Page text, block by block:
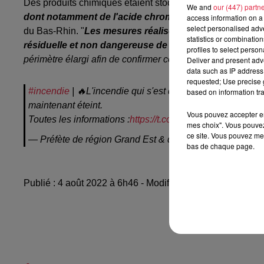
Des produits chimiques étaient stockés dans un bâtiment
dont notamment de l'acide chromique et de l'acide
du Bas-Rhin. "Les mesures réalisées par les
résiduelle et non dangereuse de produits à l'extérieur
périmètre élargi afin de confirmer ces éléments."
#incendie | 🔥L'incendie qui s'est déclaré à#Molsheim
maintenant éteint.
Toutes les informations :https://t.co/XltrOn8pVq
— Préfète de région Grand Est & du Bas-Rhin 🇫🇷🇪🇺
Publié : 4 août 2022 à 6h46 - Modifié : 4 août 2022 à
We and our (447)
access information on
select personalised
statistics or
profiles to select
Deliver and present
data such as IP
requested; Use precise
based on information
Vous pouvez accepter
mes choix". Vous
ce site. Vous pouvez
bas de chaque page.